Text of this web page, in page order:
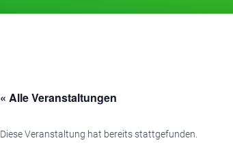
« Alle Veranstaltungen
Diese Veranstaltung hat bereits stattgefunden.